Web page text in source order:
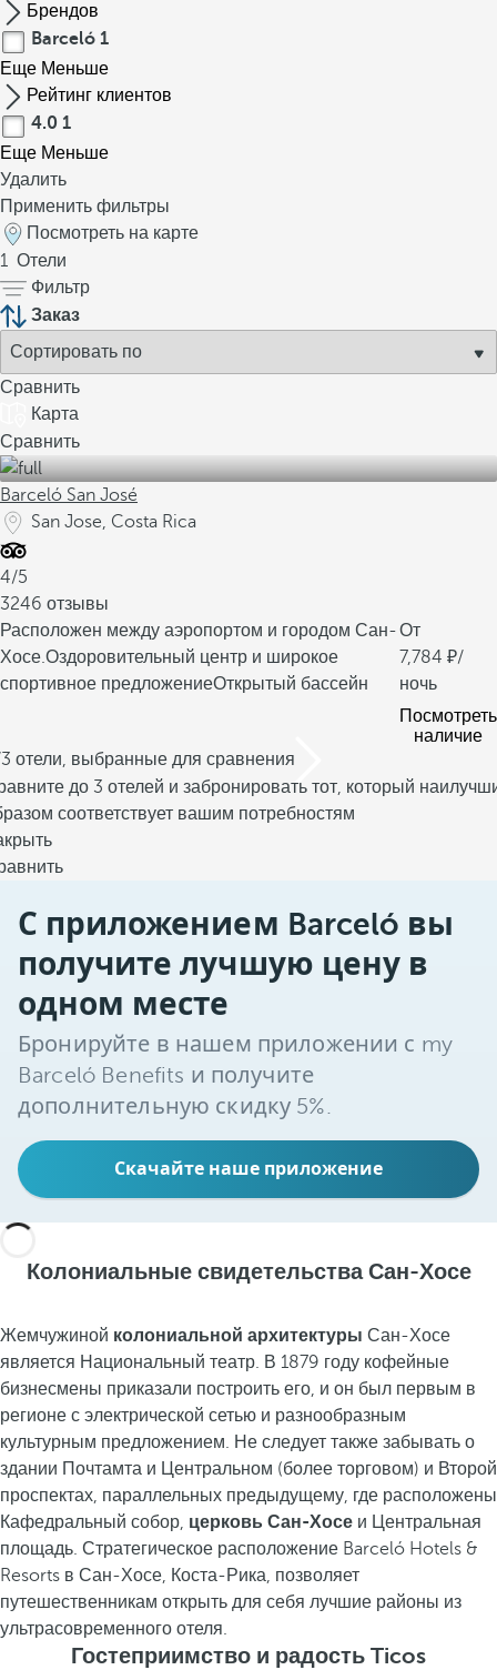
Брендов
Barceló 1
Еще Меньше
Рейтинг клиентов
4.0 1
Еще Меньше
Удалить
Применить фильтры
Посмотреть на карте
1 Отели
Фильтр
Заказ
Сравнить
Карта
Сравнить
Barceló San José
San Jose, Costa Rica
4/5
3246 отзывы
Расположен между аэропортом и городом Сан-
Хосе.Оздоровительный центр и широкое
спортивное предложениеОткрытый бассейн
От
7,784
/
ночь
Посмотреть
наличие
отели, выбранные для сравнения
до 3 отелей и забронировать тот, который
соответствует вашим потребностям
С приложением Barceló вы
получите лучшую цену в
одном месте
Бронируйте в нашем приложении с my
Barceló Benefits и получите
дополнительную скидку 5%.
Скачайте наше приложение
Колониальные свидетельства Сан-Хосе
Жемчужиной колониальной архитектуры Сан-Хосе
является Национальный театр. В 1879 году кофейные
бизнесмены приказали построить его, и он был первым в
регионе с электрической сетью и разнообразным
культурным предложением. Не следует также забывать о
здании Почтамта и Центральном (более торговом) и Второй
проспектах, параллельных предыдущему, где расположены
Кафедральный собор, церковь Сан-Хосе и Центральная
площадь. Стратегическое расположение Barceló Hotels &
Resorts в Сан-Хосе, Коста-Рика, позволяет
путешественникам открыть для себя лучшие районы из
ультрасовременного отеля.
Гостеприимство и радость Ticos